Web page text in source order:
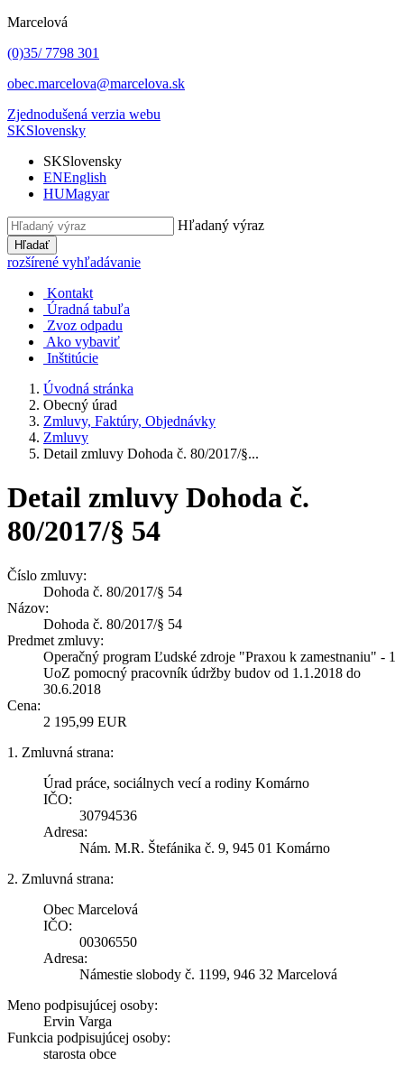
Marcelová
(0)35/ 7798 301
obec.marcelova@marcelova.sk
Zjednodušená verzia webu
SKSlovensky
SKSlovensky
ENEnglish
HUMagyar
Hľadaný výraz
Hľadať
rozšírené vyhľadávanie
Kontakt
Úradná tabuľa
Zvoz odpadu
Ako vybaviť
Inštitúcie
Úvodná stránka
Obecný úrad
Zmluvy, Faktúry, Objednávky
Zmluvy
Detail zmluvy Dohoda č. 80/2017/§...
Detail zmluvy Dohoda č.
80/2017/§ 54
Číslo zmluvy:
Dohoda č. 80/2017/§ 54
Názov:
Dohoda č. 80/2017/§ 54
Predmet zmluvy:
Operačný program Ľudské zdroje "Praxou k zamestnaniu" - 1
UoZ pomocný pracovník údržby budov od 1.1.2018 do
30.6.2018
Cena:
2 195,99 EUR
1. Zmluvná strana:
Úrad práce, sociálnych vecí a rodiny Komárno
IČO:
30794536
Adresa:
Nám. M.R. Štefánika č. 9, 945 01 Komárno
2. Zmluvná strana:
Obec Marcelová
IČO:
00306550
Adresa:
Námestie slobody č. 1199, 946 32 Marcelová
Meno podpisujúcej osoby:
Ervin Varga
Funkcia podpisujúcej osoby:
starosta obce